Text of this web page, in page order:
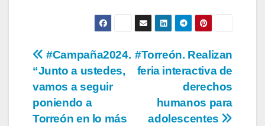
Navegación
de
entradas
#Torreón. Realizan
feria interactiva de
derechos
humanos para
adolescentes
#Campaña2024.
“Junto a ustedes,
vamos a seguir
poniendo a
Torreón en lo más